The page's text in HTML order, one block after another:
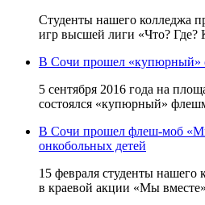
Студенты нашего колледжа
игр высшей лиги «Что? Где?
В Сочи прошел «купюрный»
5 сентября 2016 года на
состоялся «купюрный»
В Сочи прошел флеш-моб
онкобольных детей
15 февраля студенты нашего
в краевой акции «Мы